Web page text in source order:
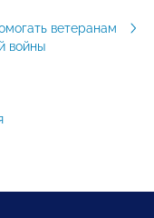
ветеранам
войны